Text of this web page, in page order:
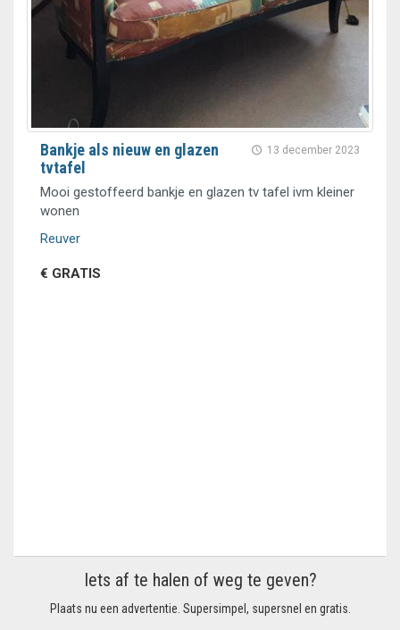
13 december 2023
Bankje als nieuw en glazen
tvtafel
Mooi gestoffeerd bankje en glazen tv tafel ivm kleiner
wonen
Reuver
€ GRATIS
Iets af te halen of weg te geven?
Plaats nu een advertentie. Supersimpel, supersnel en gratis.